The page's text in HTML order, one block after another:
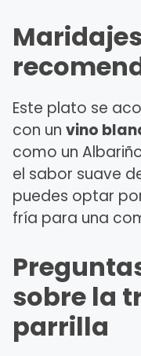
Maridajes
Este plato se
con un vino
como un
el sabor suave
puedes optar
fría para una
sobre la
parrilla